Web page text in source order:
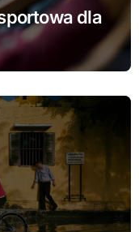
dla